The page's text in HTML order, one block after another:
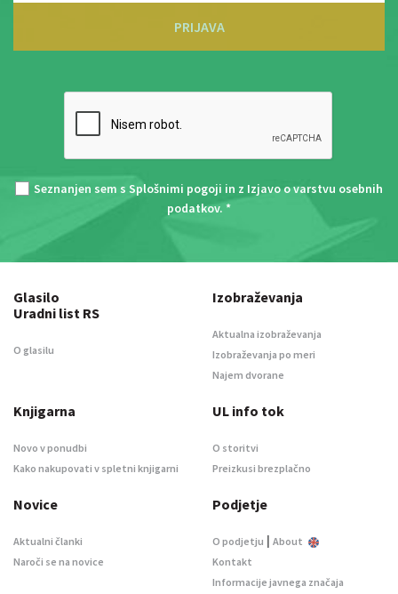
PRIJAVA
Seznanjen sem s Splošnimi pogoji in z Izjavo o varstvu osebnih
podatkov. *
Glasilo
Uradni list RS
O glasilu
Izobraževanja
Aktualna izobraževanja
Izobraževanja po meri
Najem dvorane
Knjigarna
Novo v ponudbi
Kako nakupovati v spletni knjigarni
UL info tok
O storitvi
Preizkusi brezplačno
Novice
Aktualni članki
Naroči se na novice
Podjetje
O podjetju | About
Kontakt
Informacije javnega značaja